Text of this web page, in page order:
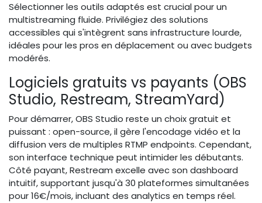
Sélectionner les outils adaptés est crucial pour un
multistreaming fluide. Privilégiez des solutions
accessibles qui s'intègrent sans infrastructure lourde,
idéales pour les pros en déplacement ou avec budgets
modérés.
Logiciels gratuits vs payants (OBS
Studio, Restream, StreamYard)
Pour démarrer, OBS Studio reste un choix gratuit et
puissant : open-source, il gère l'encodage vidéo et la
diffusion vers de multiples RTMP endpoints. Cependant,
son interface technique peut intimider les débutants.
Côté payant, Restream excelle avec son dashboard
intuitif, supportant jusqu'à 30 plateformes simultanées
pour 16€/mois, incluant des analytics en temps réel.